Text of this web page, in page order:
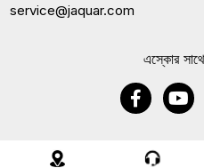
এস্কোর
service@jaquar.com